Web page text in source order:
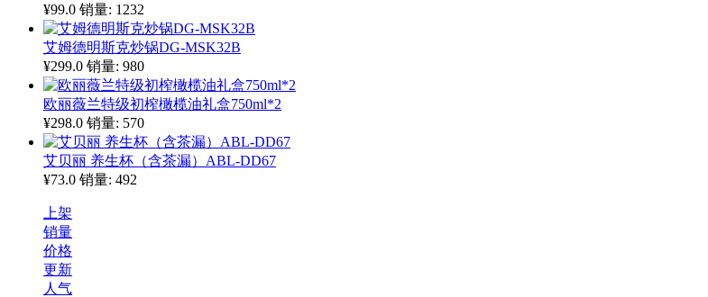
¥99.0 销量: 1232
艾姆德明斯克炒锅DG-MSK32B
¥299.0 销量: 980
欧丽薇兰特级初榨橄榄油礼盒750ml*2
¥298.0 销量: 570
艾贝丽 养生杯（含茶漏）ABL-DD67
¥73.0 销量: 492
上架
销量
价格
更新
人气